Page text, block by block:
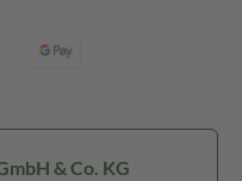
& Co. KG